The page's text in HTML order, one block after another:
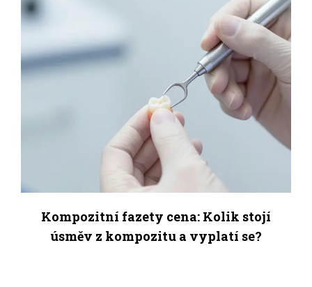
Kompozitní fazety cena: Kolik stojí
úsměv z kompozitu a vyplatí se?